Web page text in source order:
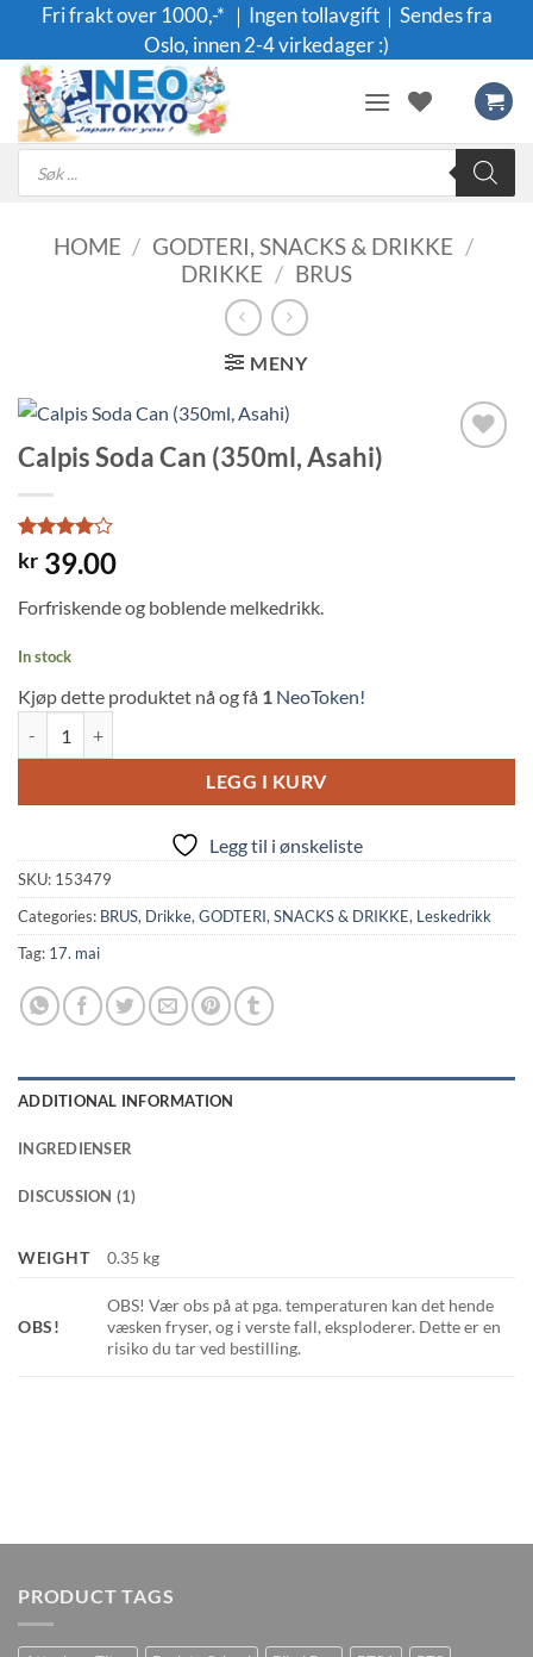
content
Fri frakt over 1000,-* ｜Ingen tollavgift｜Sendes fra
Oslo, innen 2-4 virkedager :)
Products
search
HOME / GODTERI, SNACKS & DRIKKE /
DRIKKE / BRUS
MENY
Calpis Soda Can (350ml, Asahi)
Rated4
out of 5
1
customer
kr 39.00
Forfriskende og boblende melkedrikk.
In stock
Kjøp dette produktet nå og få 1 NeoToken!
LEGG I KURV
Legg til i ønskeliste
SKU: 153479
Categories: BRUS, Drikke, GODTERI, SNACKS & DRIKKE, Leskedrikk
Tag: 17. mai
ADDITIONAL INFORMATION
INGREDIENSER
DISCUSSION (1)
WEIGHT 0.35 kg
OBS!
OBS! Vær obs på at pga. temperaturen kan det hende
væsken fryser, og i verste fall, eksploderer. Dette er en
risiko du tar ved bestilling.
PRODUCT TAGS